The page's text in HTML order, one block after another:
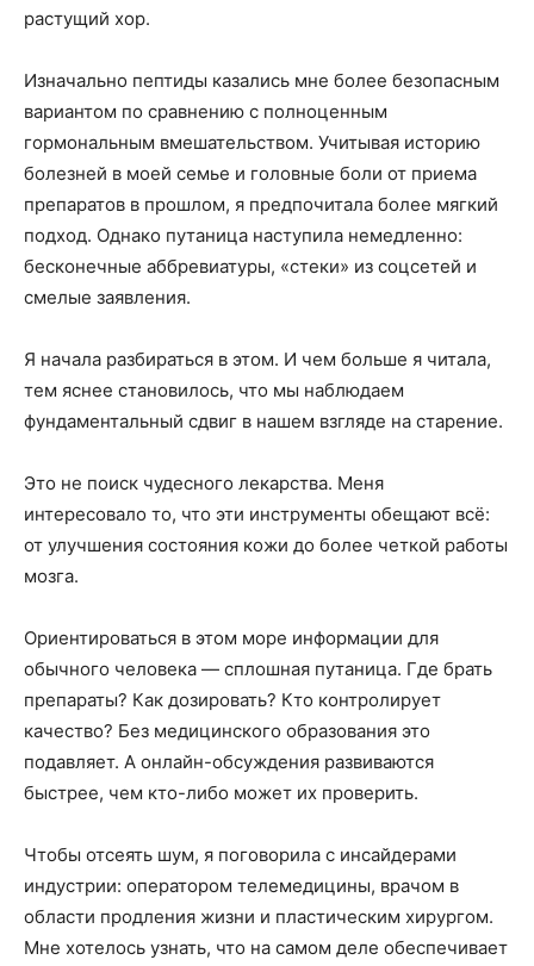
растущий хор.
Изначально пептиды казались мне более безопасным
вариантом по сравнению с полноценным
гормональным вмешательством. Учитывая историю
болезней в моей семье и головные боли от приема
препаратов в прошлом, я предпочитала более мягкий
подход. Однако путаница наступила немедленно:
бесконечные аббревиатуры, «стеки» из соцсетей и
смелые заявления.
Я начала разбираться в этом. И чем больше я читала,
тем яснее становилось, что мы наблюдаем
фундаментальный сдвиг в нашем взгляде на старение.
Это не поиск чудесного лекарства. Меня
интересовало то, что эти инструменты обещают всё:
от улучшения состояния кожи до более четкой работы
мозга.
Ориентироваться в этом море информации для
обычного человека — сплошная путаница. Где брать
препараты? Как дозировать? Кто контролирует
качество? Без медицинского образования это
подавляет. А онлайн-обсуждения развиваются
быстрее, чем кто-либо может их проверить.
Чтобы отсеять шум, я поговорила с инсайдерами
индустрии: оператором телемедицины, врачом в
области продления жизни и пластическим хирургом.
Мне хотелось узнать, что на самом деле обеспечивает